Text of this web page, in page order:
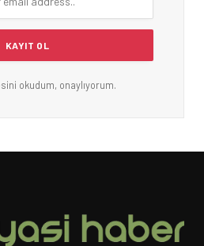
okudum, onaylıyorum.